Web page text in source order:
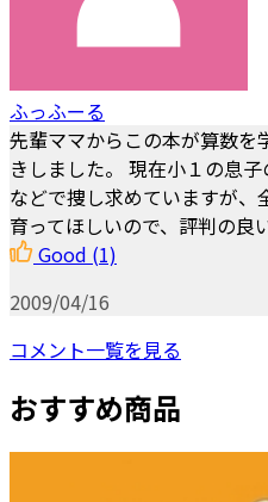
ふっふーる
先輩ママからこの本が算数を
きしました。 現在小１の息
などで捜し求めていますが、
育ってほしいので、評判の良
Good (1)
2009/04/16
コメント一覧を見る
おすすめ商品